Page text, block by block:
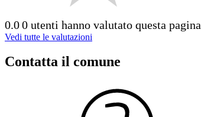
0.00 utenti hanno valutato questa pagina
Vedi tutte le valutazioni
Contatta il comune